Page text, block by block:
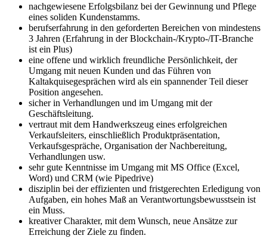
nachgewiesene Erfolgsbilanz bei der Gewinnung und Pflege
eines soliden Kundenstamms.
berufserfahrung in den geforderten Bereichen von mindestens
3 Jahren (Erfahrung in der Blockchain-/Krypto-/IT-Branche
ist ein Plus)
eine offene und wirklich freundliche Persönlichkeit, der
Umgang mit neuen Kunden und das Führen von
Kaltakquisegesprächen wird als ein spannender Teil dieser
Position angesehen.
sicher in Verhandlungen und im Umgang mit der
Geschäftsleitung.
vertraut mit dem Handwerkszeug eines erfolgreichen
Verkaufsleiters, einschließlich Produktpräsentation,
Verkaufsgespräche, Organisation der Nachbereitung,
Verhandlungen usw.
sehr gute Kenntnisse im Umgang mit MS Office (Excel,
Word) und CRM (wie Pipedrive)
disziplin bei der effizienten und fristgerechten Erledigung von
Aufgaben, ein hohes Maß an Verantwortungsbewusstsein ist
ein Muss.
kreativer Charakter, mit dem Wunsch, neue Ansätze zur
Erreichung der Ziele zu finden.